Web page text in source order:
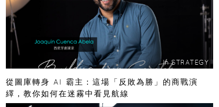
In STRATEGY
從圖庫轉身 AI 霸主：這場「反敗為勝」的商戰演
繹，教你如何在迷霧中看見航線